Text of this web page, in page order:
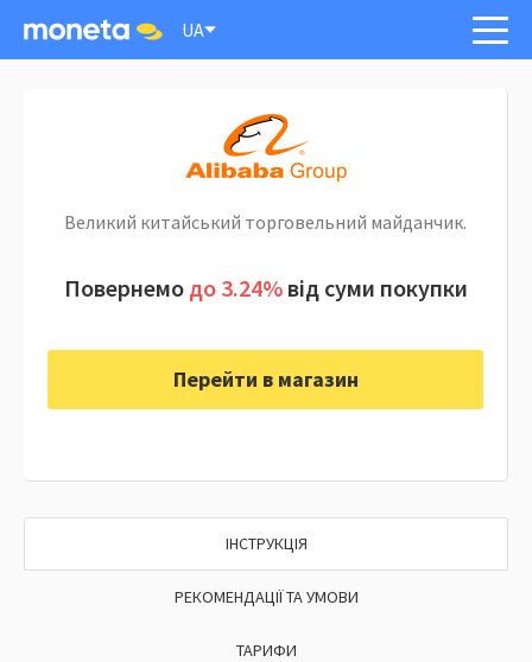
UA
Великий китайський торговельний майданчик.
Повернемо до 3.24%від суми покупки
ІНСТРУКЦІЯ
РЕКОМЕНДАЦІЇ ТА УМОВИ
ТАРИФИ